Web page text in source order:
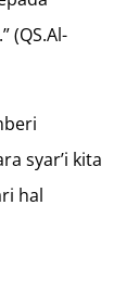
(QS.Al-
syar’i kita
hal